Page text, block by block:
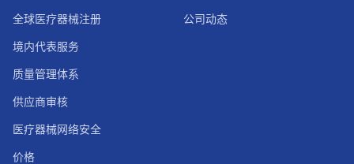
公司动态
全球医疗器械注册
境内代表服务
质量管理体系
供应商审核
医疗器械网络安全
价格